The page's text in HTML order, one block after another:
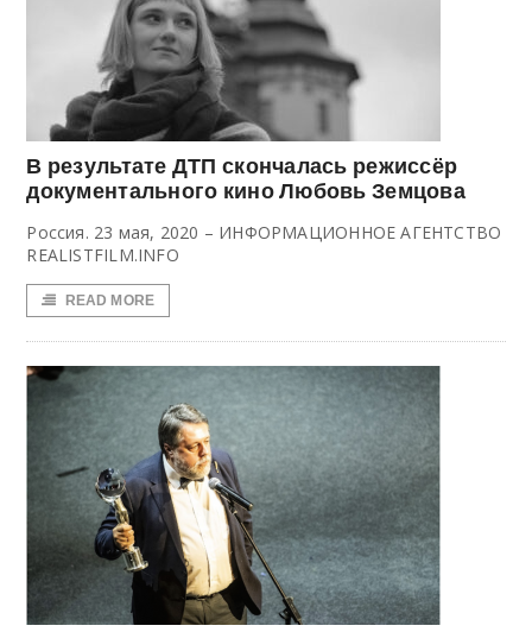
В результате ДТП скончалась режиссёр
документального кино Любовь Земцова
Россия. 23 мая, 2020 – ИНФОРМАЦИОННОЕ АГЕНТСТВО
REALISTFILM.INFO
READ MORE